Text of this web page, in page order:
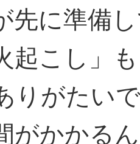
先に準備
起こし」
りがたい
がかかる